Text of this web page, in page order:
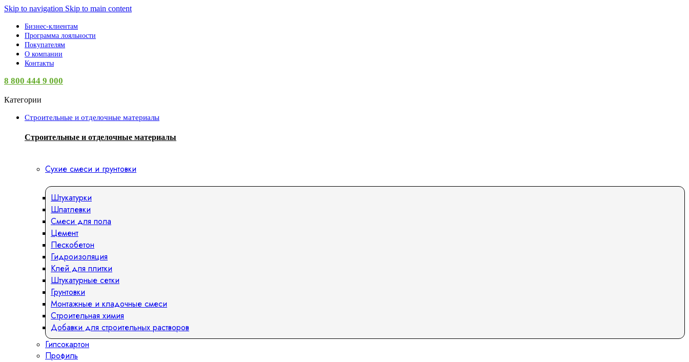
Skip to navigation Skip to main content
Бизнес-клиентам
Программа лояльности
Покупателям
О компании
Контакты
8 800 444 9 000
Категории
Строительные и отделочные материалы
Строительные и отделочные материалы
Сухие смеси и грунтовки
Штукатурки
Шпатлевки
Смеси для пола
Цемент
Пескобетон
Гидроизоляция
Клей для плитки
Штукатурные сетки
Грунтовки
Монтажные и кладочные смеси
Строительная химия
Добавки для строительных растворов
Гипсокартон
Профиль